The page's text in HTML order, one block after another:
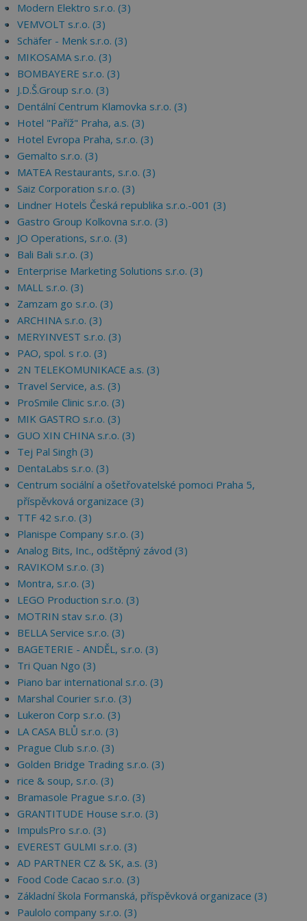
Modern Elektro s.r.o. (3)
VEMVOLT s.r.o. (3)
Schäfer - Menk s.r.o. (3)
MIKOSAMA s.r.o. (3)
BOMBAYERE s.r.o. (3)
J.D.Š.Group s.r.o. (3)
Dentální Centrum Klamovka s.r.o. (3)
Hotel "Paříž" Praha, a.s. (3)
Hotel Evropa Praha, s.r.o. (3)
Gemalto s.r.o. (3)
MATEA Restaurants, s.r.o. (3)
Saiz Corporation s.r.o. (3)
Lindner Hotels Česká republika s.r.o.-001 (3)
Gastro Group Kolkovna s.r.o. (3)
JO Operations, s.r.o. (3)
Bali Bali s.r.o. (3)
Enterprise Marketing Solutions s.r.o. (3)
MALL s.r.o. (3)
Zamzam go s.r.o. (3)
ARCHINA s.r.o. (3)
MERYINVEST s.r.o. (3)
PAO, spol. s r.o. (3)
2N TELEKOMUNIKACE a.s. (3)
Travel Service, a.s. (3)
ProSmile Clinic s.r.o. (3)
MIK GASTRO s.r.o. (3)
GUO XIN CHINA s.r.o. (3)
Tej Pal Singh (3)
DentaLabs s.r.o. (3)
Centrum sociální a ošetřovatelské pomoci Praha 5,
příspěvková organizace (3)
TTF 42 s.r.o. (3)
Planispe Company s.r.o. (3)
Analog Bits, Inc., odštěpný závod (3)
RAVIKOM s.r.o. (3)
Montra, s.r.o. (3)
LEGO Production s.r.o. (3)
MOTRIN stav s.r.o. (3)
BELLA Service s.r.o. (3)
BAGETERIE - ANDĚL, s.r.o. (3)
Tri Quan Ngo (3)
Piano bar international s.r.o. (3)
Marshal Courier s.r.o. (3)
Lukeron Corp s.r.o. (3)
LA CASA BLŮ s.r.o. (3)
Prague Club s.r.o. (3)
Golden Bridge Trading s.r.o. (3)
rice & soup, s.r.o. (3)
Bramasole Prague s.r.o. (3)
GRANTITUDE House s.r.o. (3)
ImpulsPro s.r.o. (3)
EVEREST GULMI s.r.o. (3)
AD PARTNER CZ & SK, a.s. (3)
Food Code Cacao s.r.o. (3)
Základní škola Formanská, příspěvková organizace (3)
Paulolo company s.r.o. (3)